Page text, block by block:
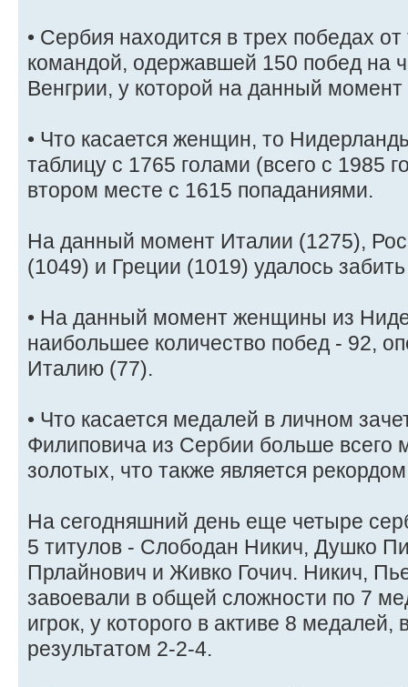
• Сербия находится в трех победах
командой, одержавшей 150 побед на
Венгрии, у которой на данный
• Что касается женщин, то
таблицу с 1765 голами (всего с 1985
втором месте с 1615 попаданиями.
На данный момент Италии (1275),
(1049) и Греции (1019) удалось
• На данный момент женщины из
наибольшее количество побед - 92,
Италию (77).
• Что касается медалей в личном
Филиповича из Сербии больше всего
золотых, что также является
На сегодняшний день еще четыре
5 титулов - Слободан Никич, Душко
Прлайнович и Живко Гочич. Никич,
завоевали в общей сложности по 7
игрок, у которого в активе 8
результатом 2-2-4.